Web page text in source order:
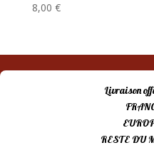
8,00 €
Livraison
RESTE DU